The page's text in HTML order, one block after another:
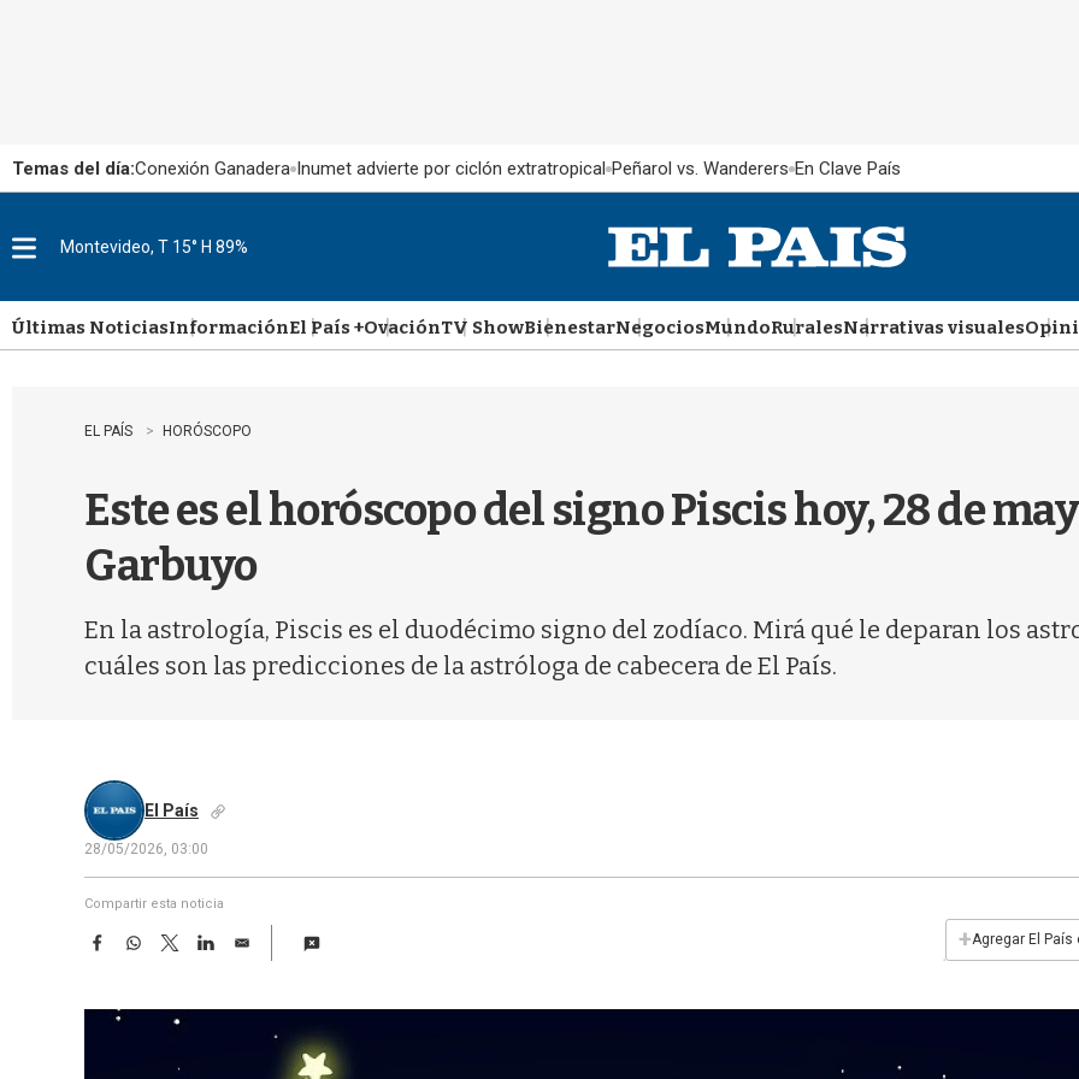
Temas del día:Conexión Ganadera Inumet advierte por ciclón extratropical Peñarol vs. Wanderers En Clave País
u
Montevideo, T 15° H 89%
Últimas NoticiasInformaciónEl País +OvaciónTV ShowBienestarNegociosMundoRuralesNarrativas visuales
EL PAÍS HORÓSCOPO
Este es el horóscopo del signo Piscis hoy, 28 de
Garbuyo
En la astrología, Piscis es el duodécimo signo del zodíaco. Mirá qué le deparan los
cuáles son las predicciones de la astróloga de cabecera de El País.
El País
28/05/2026, 03:00
Compartir esta noticia
F
e
W
t
T
w
t
t
L
k
E
i
+Agregar El País